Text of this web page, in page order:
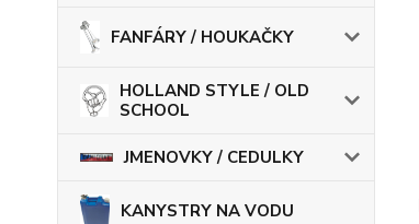
FANFÁRY / HOUKAČKY
HOLLAND STYLE / OLD
SCHOOL
JMENOVKY / CEDULKY
KANYSTRY NA VODU